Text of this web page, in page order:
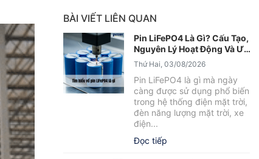
BÀI VIẾT LIÊN QUAN
Pin LiFePO4 Là Gì? Cấu Tạo,
Nguyên Lý Hoạt Động Và Ưu
Điểm Nổi Bật
Thứ Hai, 03/08/2026
Pin LiFePO4 là gì mà ngày
càng được sử dụng phổ biến
trong hệ thống điện mặt trời,
đèn năng lượng mặt trời, xe
điện...
Đọc tiếp